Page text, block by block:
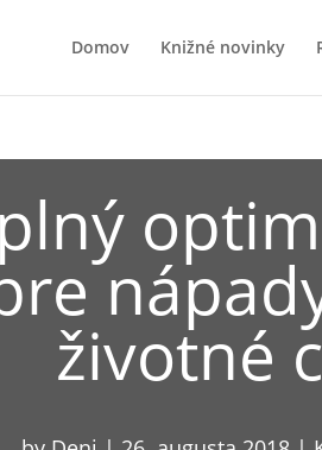
Domov Knižné novinky
životné